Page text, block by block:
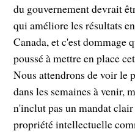
du gouvernement devrait
qui améliore les résultats
Canada, et c'est dommage
poussé à mettre en place
Nous attendrons de voir le
dans les semaines à venir,
n'inclut pas un mandat
propriété intellectuelle